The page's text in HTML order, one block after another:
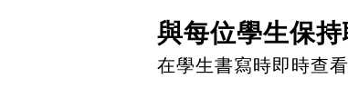
與每位學生保
在學生書寫時即時查